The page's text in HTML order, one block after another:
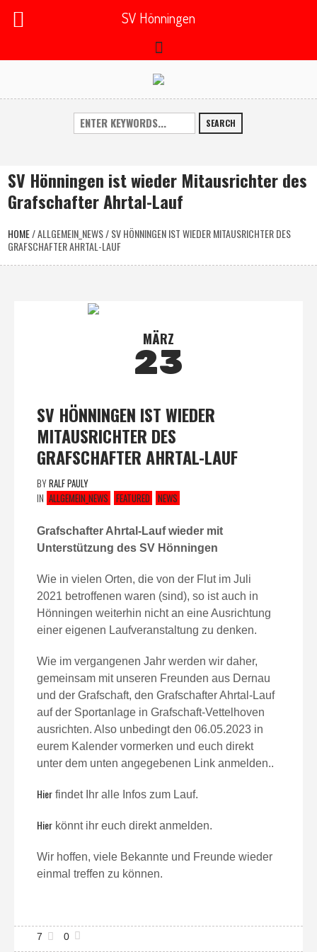
SEARCH
SV Hönningen ist wieder Mitausrichter des
Grafschafter Ahrtal-Lauf
HOME/ALLGEMEIN_NEWS/SV HÖNNINGEN IST WIEDER MITAUSRICHTER DES
GRAFSCHAFTER AHRTAL-LAUF
MÄRZ
23
SV HÖNNINGEN IST WIEDER
MITAUSRICHTER DES
GRAFSCHAFTER AHRTAL-LAUF
BYRALF PAULY
IN ALLGEMEIN_NEWS FEATURED NEWS
Grafschafter Ahrtal-Lauf wieder mit
Unterstützung des SV Hönningen
Wie in vielen Orten, die von der Flut im Juli
2021 betroffenen waren (sind), so ist auch in
Hönningen weiterhin nicht an eine Ausrichtung
einer eigenen Laufveranstaltung zu denken.
Wie im vergangenen Jahr werden wir daher,
gemeinsam mit unseren Freunden aus Dernau
und der Grafschaft, den Grafschafter Ahrtal-Lauf
auf der Sportanlage in Grafschaft-Vettelhoven
ausrichten. Also unbedingt den 06.05.2023 in
eurem Kalender vormerken und euch direkt
unter dem unten angegebenen Link anmelden..
Hierfindet Ihr alle Infos zum Lauf.
Hierkönnt ihr euch direkt anmelden.
Wir hoffen, viele Bekannte und Freunde wieder
einmal treffen zu können.
0
7
SV Hönningen